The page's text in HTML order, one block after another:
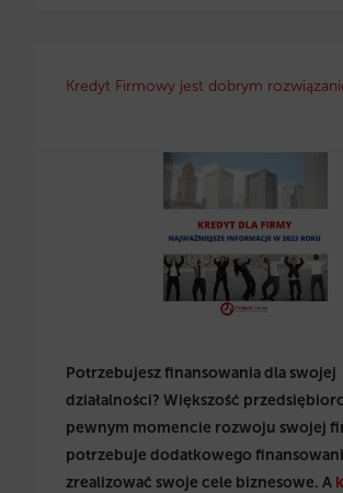
Kredyt Firmowy jest dobrym
Potrzebujesz finansowania dla swojej
działalności? Większość
pewnym momencie rozwoju swojej
potrzebuje dodatkowego
zrealizować swoje cele biznesowe. A